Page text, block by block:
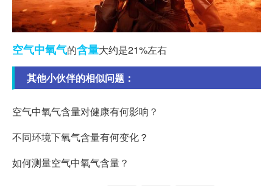
空气中氧气的含量大约是21%左右
其他小伙伴的相似问题：
空气中氧气含量对健康有何影响？
不同环境下氧气含量有何变化？
如何测量空气中氧气含量？